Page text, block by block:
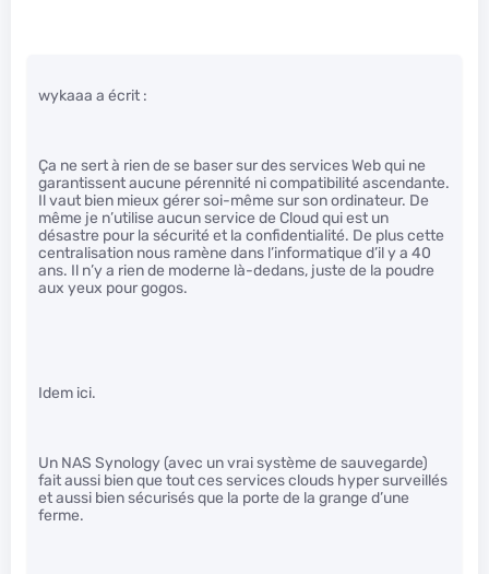
wykaaa a écrit :
Ça ne sert à rien de se baser sur des services Web qui ne
garantissent aucune pérennité ni compatibilité ascendante.
Il vaut bien mieux gérer soi-même sur son ordinateur. De
même je n’utilise aucun service de Cloud qui est un
désastre pour la sécurité et la confidentialité. De plus cette
centralisation nous ramène dans l’informatique d’il y a 40
ans. Il n’y a rien de moderne là-dedans, juste de la poudre
aux yeux pour gogos.
Idem ici.
Un NAS Synology (avec un vrai système de sauvegarde)
fait aussi bien que tout ces services clouds hyper surveillés
et aussi bien sécurisés que la porte de la grange d’une
ferme.